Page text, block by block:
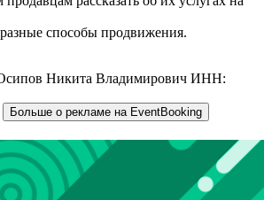
разные способы продвижения.
Никита Владимирович ИНН:
Больше о рекламе на EventBooking